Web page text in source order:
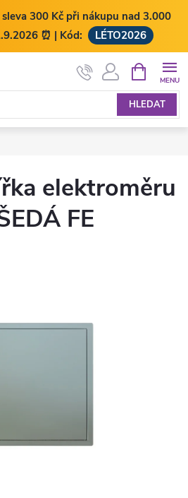
300 Kč při nákupu nad 3.000
⏰ | Kód:
LÉTO2026
HLEDAT
NÁKUPNÍ
KOŠÍK
elektroměru
FE